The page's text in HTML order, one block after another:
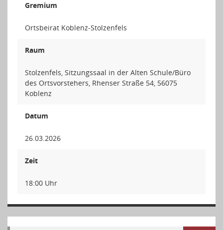
Gremium
Ortsbeirat Koblenz-Stolzenfels
Raum
Stolzenfels, Sitzungssaal in der Alten Schule/Büro
des Ortsvorstehers, Rhenser Straße 54, 56075
Koblenz
Datum
26.03.2026
Zeit
18:00 Uhr